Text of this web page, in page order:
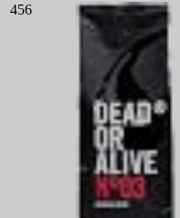
456